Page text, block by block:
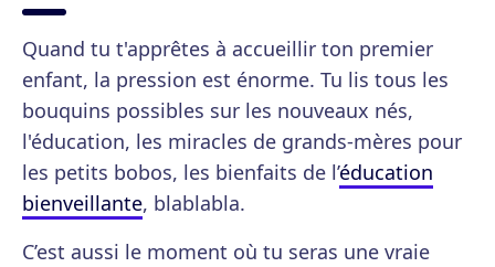
Quand tu t'apprêtes à accueillir ton premier
enfant, la pression est énorme. Tu lis tous les
bouquins possibles sur les nouveaux nés,
l'éducation, les miracles de grands-mères pour
les petits bobos, les bienfaits de l’éducation
bienveillante, blablabla.
C’est aussi le moment où tu seras une vraie